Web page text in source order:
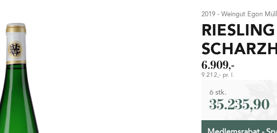
2019 - Weingut Egon
6.909,-
9.212,- pr. l.
6 stk.
35.235,90